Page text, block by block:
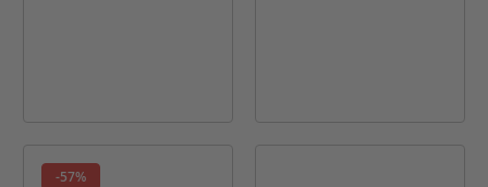
-57%